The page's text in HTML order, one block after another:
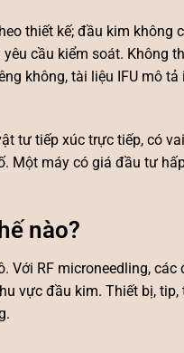
thiết kế; đầu kim không
cầu kiểm soát. Không
không, tài liệu IFU mô
tư tiếp xúc trực tiếp, có
Một máy có giá đầu tư
nào?
Với RF microneedling,
vực đầu kim. Thiết bị,